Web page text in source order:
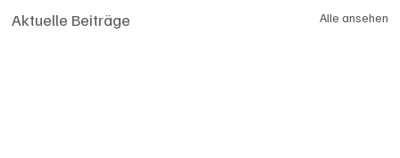
Aktuelle Beiträge Alle ansehen